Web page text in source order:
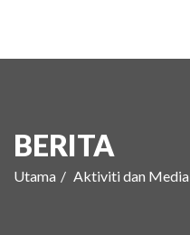
BERITA
Utama Aktiviti dan Media